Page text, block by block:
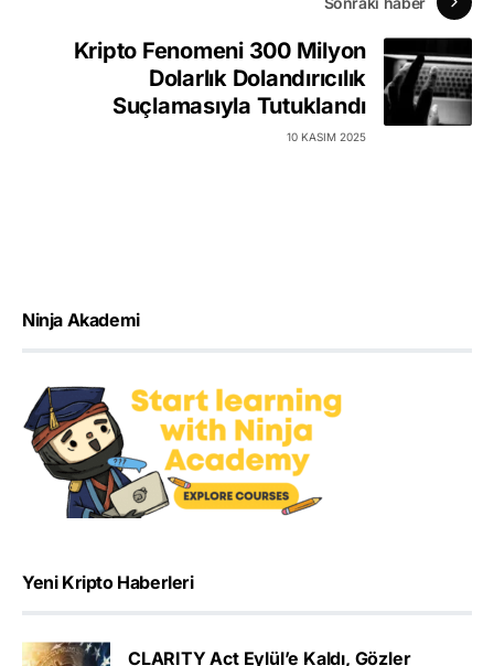
Kripto Fenomeni 300 Milyon
Dolarlık Dolandırıcılık
Suçlamasıyla Tutuklandı
10 KASIM 2025
Ninja Akademi
Yeni Kripto Haberleri
CLARITY Act Eylül’e Kaldı, Gözler